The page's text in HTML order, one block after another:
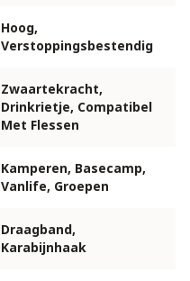
Hoog,
Verstoppingsbestendig
Zwaartekracht,
Drinkrietje, Compatibel
Met Flessen
Kamperen, Basecamp,
Vanlife, Groepen
Draagband,
Karabijnhaak